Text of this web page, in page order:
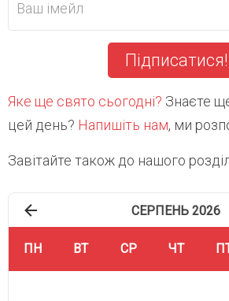
Підписатися!
Яке ще свято сьогодні? Знаєте
цей день? Напишіть нам, ми
Завітайте також до нашого
СЕРПЕНЬ 2026
ПН ВТ СР ЧТ